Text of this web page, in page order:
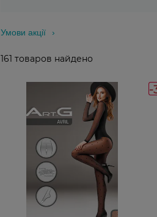
Умови акції
161 товаров найдено
-